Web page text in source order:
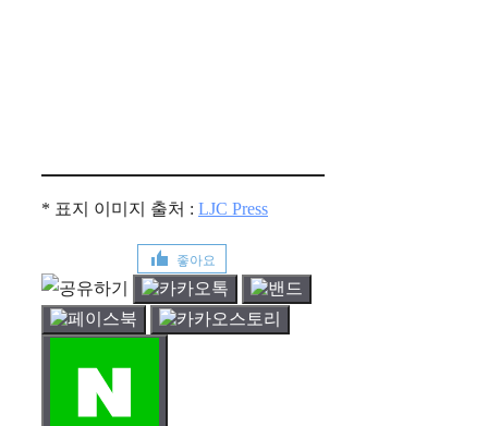
* 표지 이미지 출처 : LJC Press
좋아요